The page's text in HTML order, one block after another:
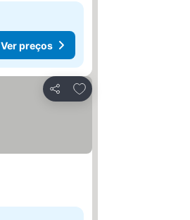
Ver preços
Partilhar
Adicionar aos favoritos